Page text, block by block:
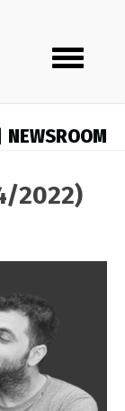
Toggle
navigation
NEWSROOM
2022)